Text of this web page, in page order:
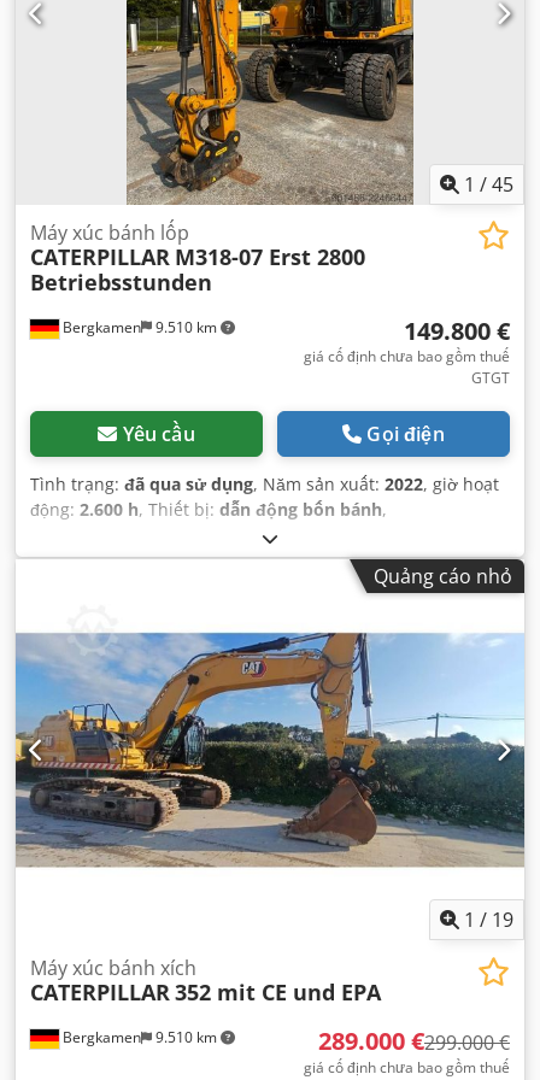
1 /45
Bergkamen 9.510 km
Máy xúc bánh lốp
CATERPILLAR M318-07 Erst 2800
Betriebsstunden
149.800 €
giá cố định chưa bao gồm thuế
GTGT
Yêu cầu Gọi điện
Tình trạng: đã qua sử dụng, Năm sản xuất: 2022, giờ hoạt
động: 2.600 h, Thiết bị: dẫn động bốn bánh,
Quảng cáo nhỏ
1 / 19
Bergkamen 9.510 km
Máy xúc bánh xích
CATERPILLAR352 mit CE und EPA
289.000 €299.000 €
giá cố định chưa bao gồm thuế